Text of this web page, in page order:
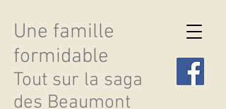
Une famille
formidable
Tout sur la saga
des Beaumont